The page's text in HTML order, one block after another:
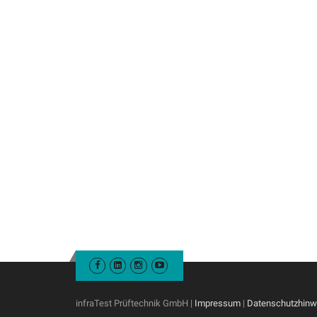
infraTest Prüftechnik GmbH | Impressum |